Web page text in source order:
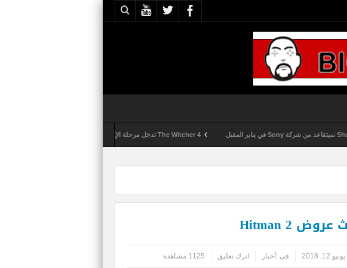
The Witcher 4 تدخل مرحلة الإنتاج الكامل
يونيو 12, 2018 فى : أخبار اترك تعليق 1125 مشاهدة